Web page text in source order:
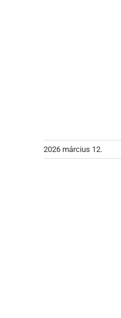
2026 március 12.